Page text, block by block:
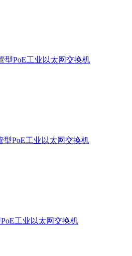
型PoE工业以太网交换机
型PoE工业以太网交换机
工业以太网交换机